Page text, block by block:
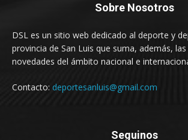
Sobre Nosotros
DSL es un sitio web dedicado al deporte y
provincia de San Luis que suma, además,
novedades del ámbito nacional e
Contacto: deportesanluis@gmail.com
Seguinos